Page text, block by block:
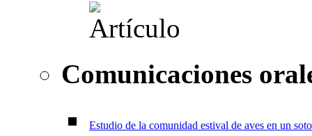
Comunicaciones
Estudio de la comunidad estival de aves en un